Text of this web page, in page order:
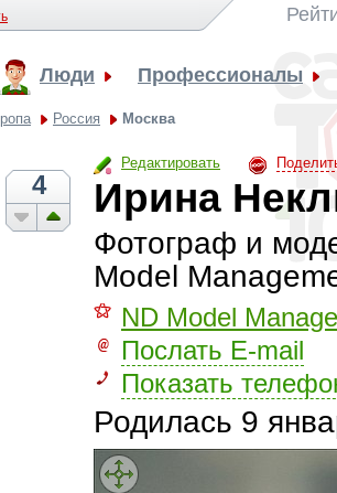
Люди Профессионалы
Россия Москва
Редактировать
4 Ирина
Фотограф и
Model
⚝
ND Model
Послать E-mail
Показать
Родилась 9